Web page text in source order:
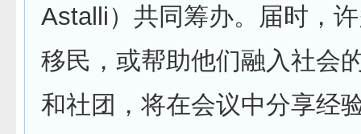
Astalli）共同筹办。届时，
移民，或帮助他们融入社会
和社团，将在会议中分享经